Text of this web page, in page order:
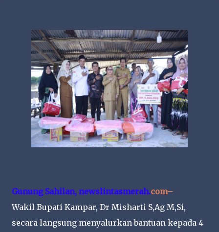
Gunung Sahilan, newslintasmerah.com–
Wakil Bupati Kampar, Dr Misharti S,Ag M,Si,
secara langsung menyalurkan bantuan kepada 4